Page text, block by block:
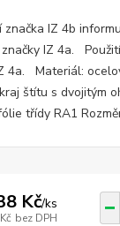
značka IZ 4b
IZ 4a.
4a. Materiál:
štítu s dvojitým
třídy RA1
Kč/ks
bez DPH